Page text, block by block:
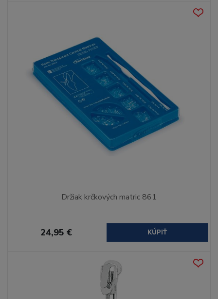
Držiak krčkových matric 861
24,95 € KÚPIŤ